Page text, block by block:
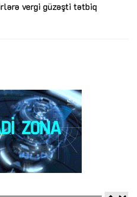
vergi güzəşti tətbiq